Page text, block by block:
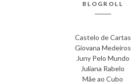
BLOGROLL
Castelo de Cartas
Giovana Medeiros
Juny Pelo Mundo
Juliana Rabelo
Mãe ao Cubo